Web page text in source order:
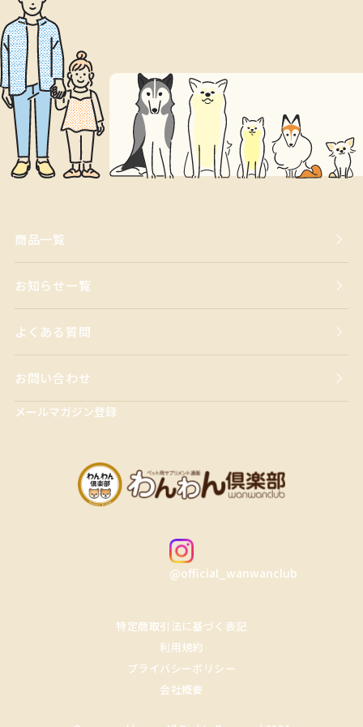
商品一覧
お知らせ一覧
よくある質問
お問い合わせ
メールマガジン登録
@official_wanwanclub
特定商取引法に基づく表記
利用規約
プライバシーポリシー
会社概要